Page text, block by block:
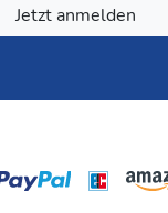
Jetzt anmelden